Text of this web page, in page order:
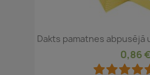
Dakts pamatnes abpusējā
0,86 €